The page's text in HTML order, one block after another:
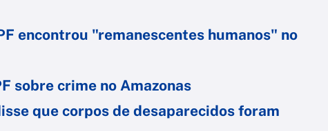
encontrou "remanescentes humanos" no
sobre crime no Amazonas
que corpos de desaparecidos foram